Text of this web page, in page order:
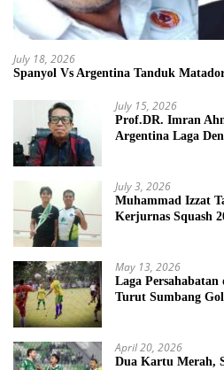
July 18, 2026
Spanyol Vs Argentina Tanduk
July 15, 2026
Prof.DR. Imran
Argentina Laga
July 3, 2026
Muhammad Izzat
Kerjurnas Squash
May 13, 2026
Laga
Turut Sumbang Gol
April 20, 2026
Dua Kartu Merah,